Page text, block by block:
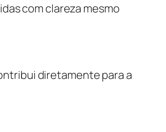
com clareza mesmo
diretamente para a